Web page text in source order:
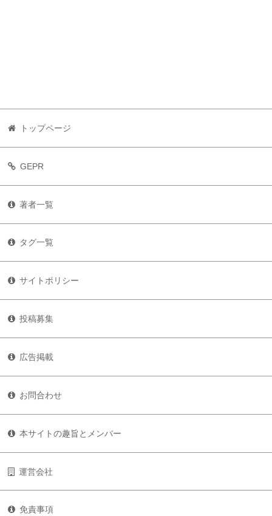
トップページ
GEPR
著者一覧
タグ一覧
サイトポリシー
投稿募集
広告掲載
お問合わせ
本サイトの趣旨とメンバー
運営会社
免責事項